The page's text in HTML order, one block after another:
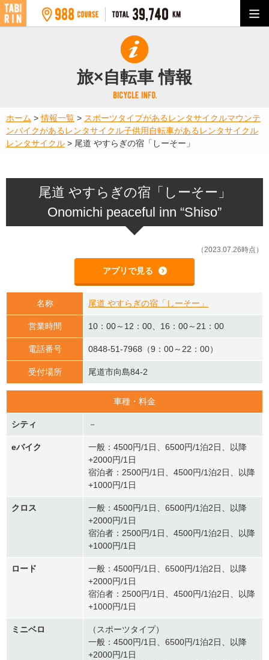
旅×自転車 情報
ホーム >情報一覧 > スポーツタイプがあるレンタサイクルマウンテ
ンバイクがあるレンタサイクル子供用自転車があるレンタサイクル
レンタサイクル > 尾道 やすらぎの宿「しーそー」
尾道 やすらぎの宿「しーそー」
Onomichi peaceful inn “Shiso”
（2023.07.26時点）
アプリで見る
名称 尾道 やすらぎの宿「しーそー」
営業時間 10：00～12：00、16：00～21：00
電話番号 0848-51-7968（9：00～22：00）
受付場所 尾道市向島84-2
車種・料金
シティ －
eバイク
一般：4500円/1日、6500円/1泊2日、以降
+2000円/1日
宿泊者：2500円/1日、4500円/1泊2日、以降
+1000円/1日
クロス
一般：4500円/1日、6500円/1泊2日、以降
+2000円/1日
宿泊者：2500円/1日、4500円/1泊2日、以降
+1000円/1日
ロード
一般：4500円/1日、6500円/1泊2日、以降
+2000円/1日
宿泊者：2500円/1日、4500円/1泊2日、以降
+1000円/1日
ミニベロ
（スポーツタイプ）
一般：4500円/1日、6500円/1泊2日、以降
+2000円/1日